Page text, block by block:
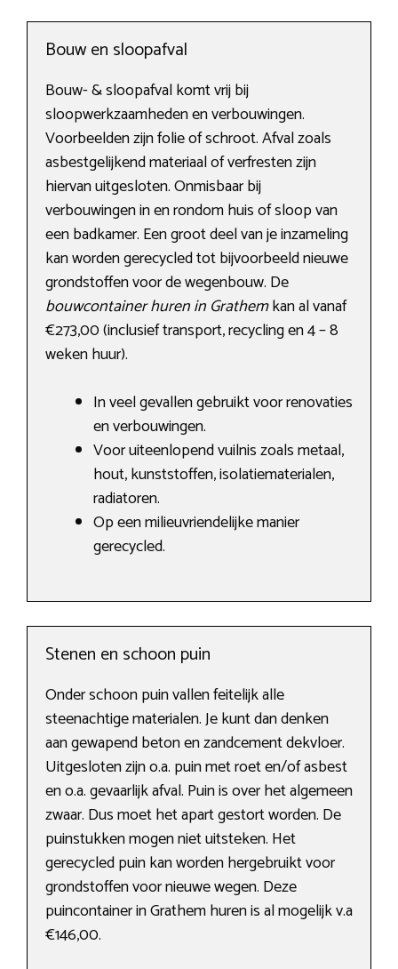
Bouw en sloopafval
Bouw- & sloopafval komt vrij bij
sloopwerkzaamheden en verbouwingen.
Voorbeelden zijn folie of schroot. Afval zoals
asbestgelijkend materiaal of verfresten zijn
hiervan uitgesloten. Onmisbaar bij
verbouwingen in en rondom huis of sloop van
een badkamer. Een groot deel van je inzameling
kan worden gerecycled tot bijvoorbeeld nieuwe
grondstoffen voor de wegenbouw. De
bouwcontainer huren in Grathemkan al vanaf
€273,00 (inclusief transport, recycling en 4 – 8
weken huur).
In veel gevallen gebruikt voor renovaties
en verbouwingen.
Voor uiteenlopend vuilnis zoals metaal,
hout, kunststoffen, isolatiematerialen,
radiatoren.
Op een milieuvriendelijke manier
gerecycled.
Stenen en schoon puin
Onder schoon puin vallen feitelijk alle
steenachtige materialen. Je kunt dan denken
aan gewapend beton en zandcement dekvloer.
Uitgesloten zijn o.a. puin met roet en/of asbest
en o.a. gevaarlijk afval. Puin is over het algemeen
zwaar. Dus moet het apart gestort worden. De
puinstukken mogen niet uitsteken. Het
gerecycled puin kan worden hergebruikt voor
grondstoffen voor nieuwe wegen. Deze
puincontainer in Grathem huren is al mogelijk v.a
€146,00.